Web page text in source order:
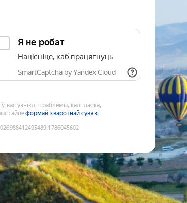
Я не робат
Націсніце, каб працягнуць
SmartCaptcha by Yandex Cloud
ў вас узніклі праблемы, калі ласка,
формай зваротнай сувязі
:1786045602